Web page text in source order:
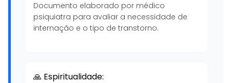
Documento elaborado por médico
psiquiatra para avaliar a necessidade de
internação e o tipo de transtorno.
🙏 Espiritualidade: